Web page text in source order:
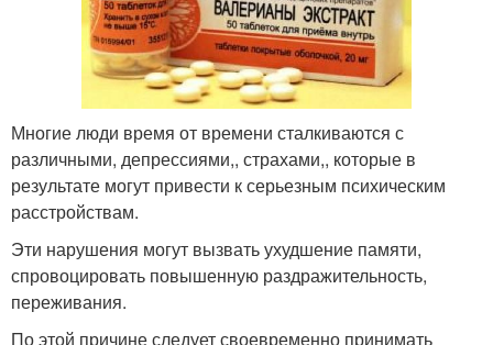
Многие люди время от времени сталкиваются с
различными, депрессиями,, страхами,, которые в
результате могут привести к серьезным психическим
расстройствам.
Эти нарушения могут вызвать ухудшение памяти,
спровоцировать повышенную раздражительность,
переживания.
По этой причине следует своевременно принимать